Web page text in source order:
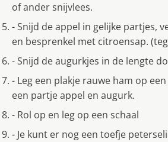
of ander snijvlees.
- Snijd de appel in gelijke partjes,
en besprenkel met citroensap.
- Snijd de augurkjes in de lengte
- Leg een plakje rauwe ham op
een partje appel en augurk.
- Rol op en leg op een schaal
- Je kunt er nog een toefje